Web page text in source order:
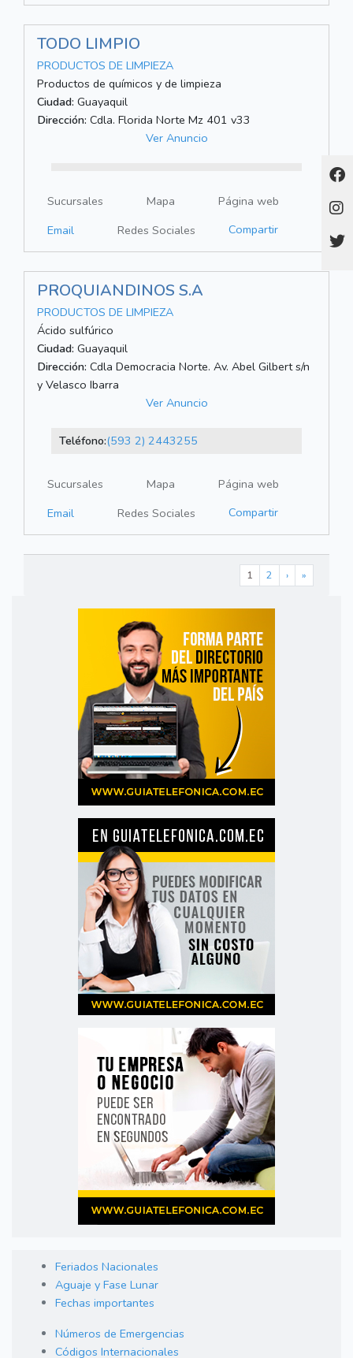
TODO LIMPIO
PRODUCTOS DE LIMPIEZA
Productos de químicos y de limpieza
Ciudad: Guayaquil
Dirección: Cdla. Florida Norte Mz 401 v33
Ver Anuncio
Sucursales Mapa
Página web
Email
Redes Sociales Compartir
PROQUIANDINOS S.A
PRODUCTOS DE LIMPIEZA
Ácido sulfúrico
Ciudad: Guayaquil
Dirección: Cdla Democracia Norte. Av. Abel Gilbert s/n
y Velasco Ibarra
Ver Anuncio
Teléfono:(593 2) 2443255
Sucursales Mapa
Página web
Email
Redes Sociales Compartir
1 2 › »
Feriados Nacionales
Aguaje y Fase Lunar
Fechas importantes
Números de Emergencias
Códigos Internacionales